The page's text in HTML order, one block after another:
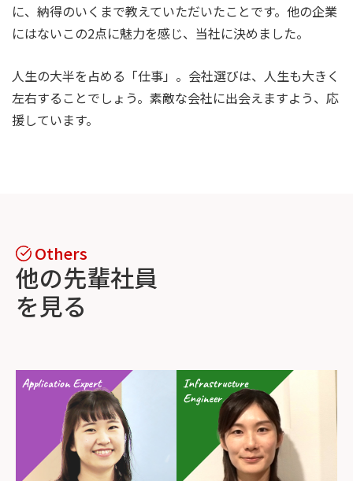
に、納得のいくまで教えていただいたことです。他の企業
にはないこの2点に魅力を感じ、当社に決めました。
人生の大半を占める「仕事」。会社選びは、人生も大きく
左右することでしょう。素敵な会社に出会えますよう、応
援しています。
他の先輩社員
を見る
Application Expert Infrastructure
Engineer